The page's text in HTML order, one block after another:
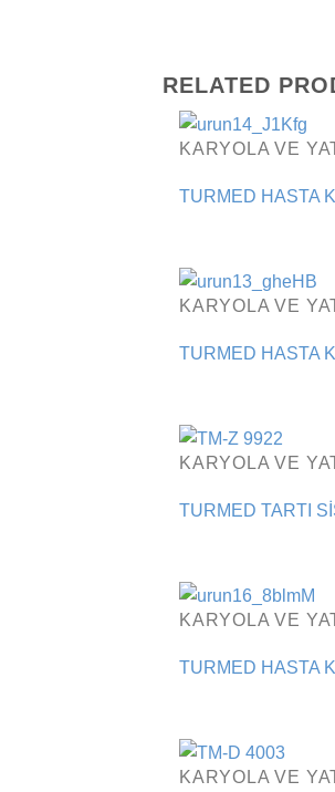
RELATED
KARYOLA VE
TURMED HASTA
KARYOLA VE
TURMED HASTA
KARYOLA VE
TURMED TARTI
KARYOLA VE
TURMED HASTA
KARYOLA VE